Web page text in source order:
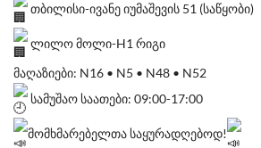
თბილისი-ივანე იუმაშევის 51 (საწყობი)
ლილო მოლი-H1 რიგი
მაღაზიები: N16 • N5 • N48 • N52
სამუშაო საათები: 09:00-17:00
მომხმარებელთა საყურადღებოდ!